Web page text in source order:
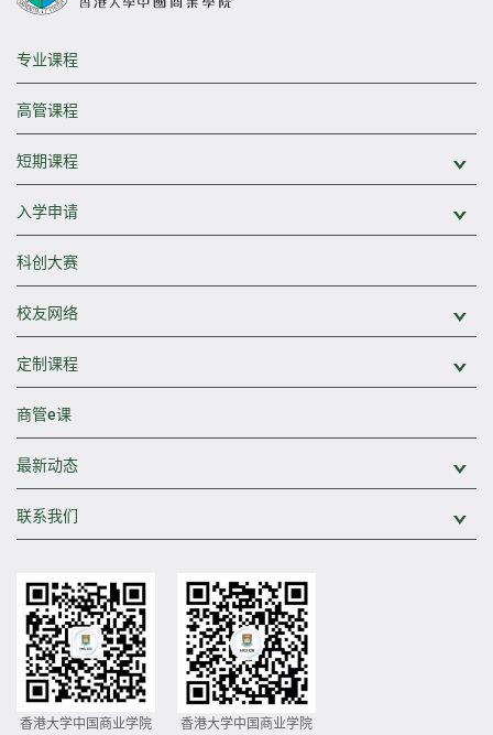
专业课程
高管课程
短期课程
入学申请
科创大赛
校友网络
定制课程
商管e课
最新动态
联系我们
香港大学中国商业学院 香港大学中国商业学院